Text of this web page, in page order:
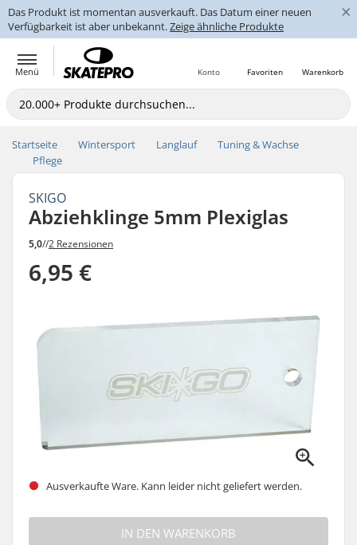
Das Produkt ist momentan ausverkauft. Das Datum einer neuen
Verfügbarkeit ist aber unbekannt.Zeige ähnliche Produkte
×
Menü Warenkorb
Favoriten
Konto
Startseite Wintersport Langlauf
Tuning & Wachse
Pflege
SKIGO
Abziehklinge 5mm Plexiglas
5,0//2 Rezensionen
6,95 €
Ausverkaufte Ware. Kann leider nicht geliefert werden.
IN DEN WARENKORB